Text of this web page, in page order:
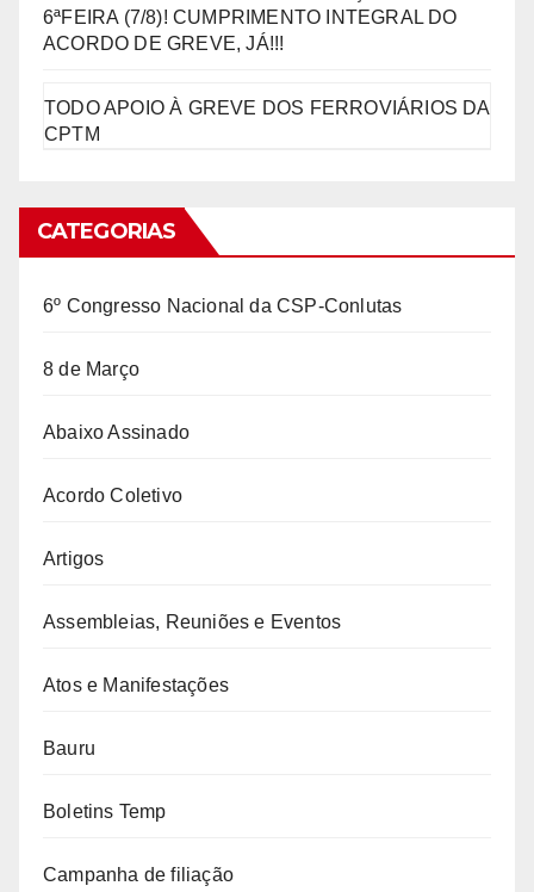
6ªFEIRA (7/8)! CUMPRIMENTO INTEGRAL DO
ACORDO DE GREVE, JÁ!!!
TODO APOIO À GREVE DOS FERROVIÁRIOS DA
CPTM
CATEGORIAS
6º Congresso Nacional da CSP-Conlutas
8 de Março
Abaixo Assinado
Acordo Coletivo
Artigos
Assembleias, Reuniões e Eventos
Atos e Manifestações
Bauru
Boletins Temp
Campanha de filiação